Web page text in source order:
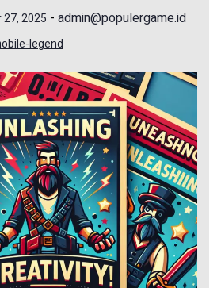
2025 - admin@populergame.id
legend